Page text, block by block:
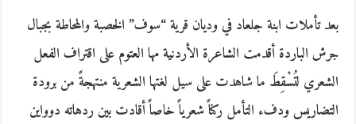
بعد تأملات ابنة جلعاد في وديان قرية “سوف” الخصبة والمحاطة بجبال
جرش الباردة أقدمت الشاعرة الأردنية مها العتوم على اقتراف الفعل
الشعري لتُسْقِطَ ما شاهدت على سيل لغتها الشعرية منتهجةً من برودة
التضاريس ودفء التأمل ركناً شعرياً خاصاً أقادت بين ردهاته دوواين